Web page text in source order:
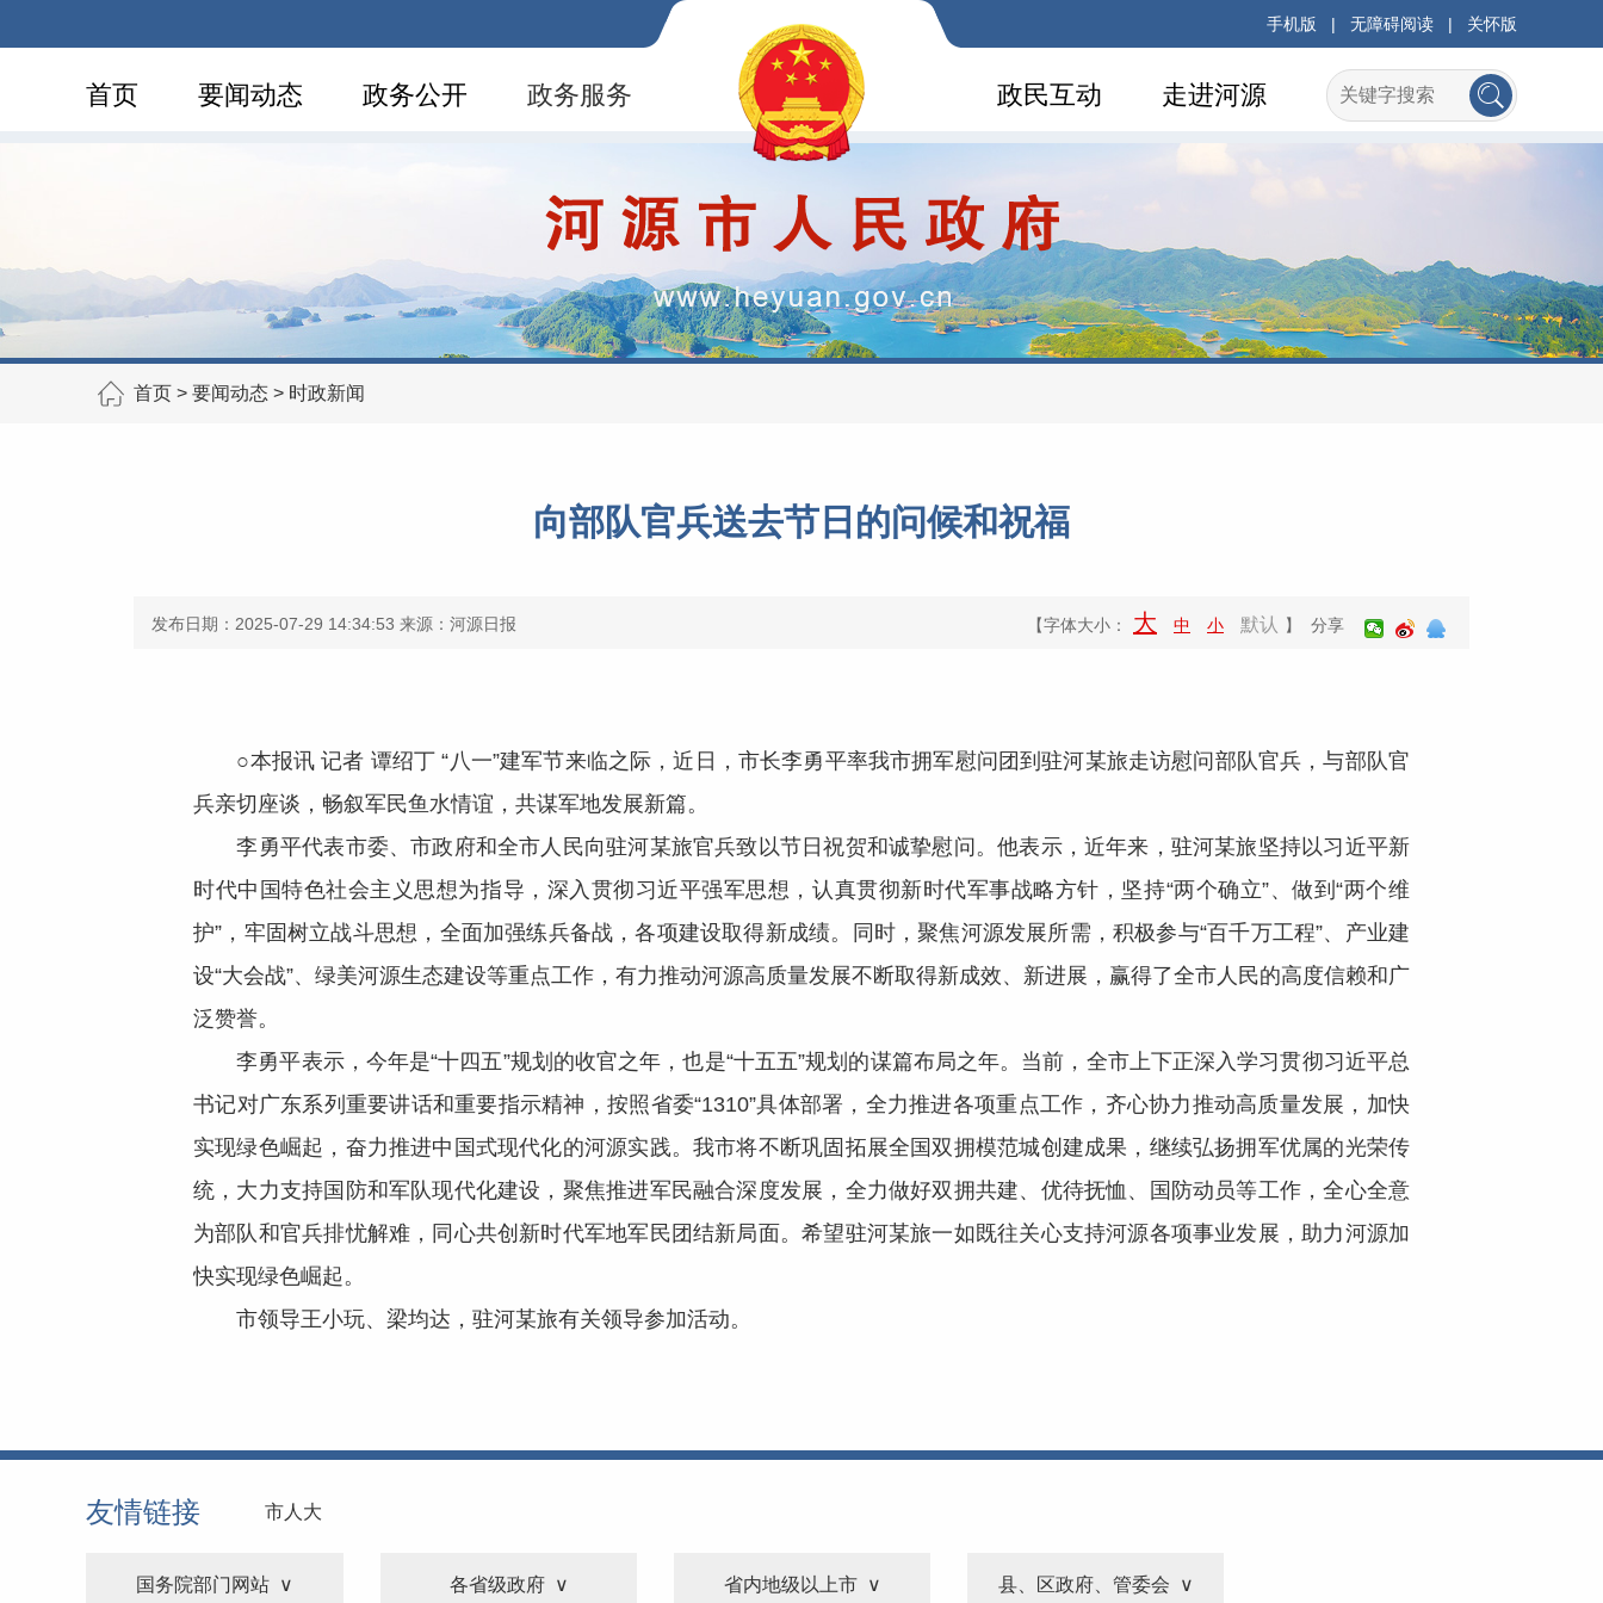
手机版 | 无障碍阅读 | 关怀版
首页 要闻动态 政务公开 政务服务 走进河源
政民互动
首页 > 要闻动态 > 时政新闻
向部队官兵送去节日的问候和祝福
发布日期：2025-07-29 14:34:53 来源：河源日报 【字体大小： 大 中 小 默认 】 分享
○本报讯 记者 谭绍丁 “八一”建军节来临之际，近日，市长李勇平率我市拥军慰问团到驻河某旅走访慰问部队官兵，与部队官
兵亲切座谈，畅叙军民鱼水情谊，共谋军地发展新篇。
李勇平代表市委、市政府和全市人民向驻河某旅官兵致以节日祝贺和诚挚慰问。他表示，近年来，驻河某旅坚持以习近平新
时代中国特色社会主义思想为指导，深入贯彻习近平强军思想，认真贯彻新时代军事战略方针，坚持“两个确立”、做到“两个维
护”，牢固树立战斗思想，全面加强练兵备战，各项建设取得新成绩。同时，聚焦河源发展所需，积极参与“百千万工程”、产业建
设“大会战”、绿美河源生态建设等重点工作，有力推动河源高质量发展不断取得新成效、新进展，赢得了全市人民的高度信赖和广
泛赞誉。
李勇平表示，今年是“十四五”规划的收官之年，也是“十五五”规划的谋篇布局之年。当前，全市上下正深入学习贯彻习近平总
书记对广东系列重要讲话和重要指示精神，按照省委“1310”具体部署，全力推进各项重点工作，齐心协力推动高质量发展，加快
实现绿色崛起，奋力推进中国式现代化的河源实践。我市将不断巩固拓展全国双拥模范城创建成果，继续弘扬拥军优属的光荣传
统，大力支持国防和军队现代化建设，聚焦推进军民融合深度发展，全力做好双拥共建、优待抚恤、国防动员等工作，全心全意
为部队和官兵排忧解难，同心共创新时代军地军民团结新局面。希望驻河某旅一如既往关心支持河源各项事业发展，助力河源加
快实现绿色崛起。
市领导王小玩、梁均达，驻河某旅有关领导参加活动。
友情链接 市人大
国务院部门网站 各省级政府 省内地级以上市 县、区政府、管委会